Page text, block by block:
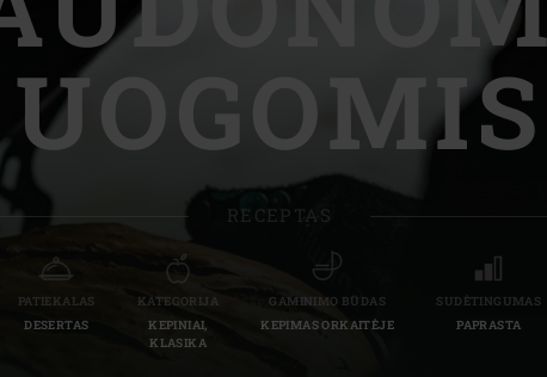
Slovenia | Slovenija
Spain | España
Sweden | Sverige
Switzerland
UOGOMIS
RECEPTAS
PATIEKALAS
DESERTAS
KATEGORIJA
KEPINIAI,
KLASIKA
GAMINIMO BŪDAS
KEPIMAS ORKAITĖJE
SUDĖTINGUMAS
PAPRASTA